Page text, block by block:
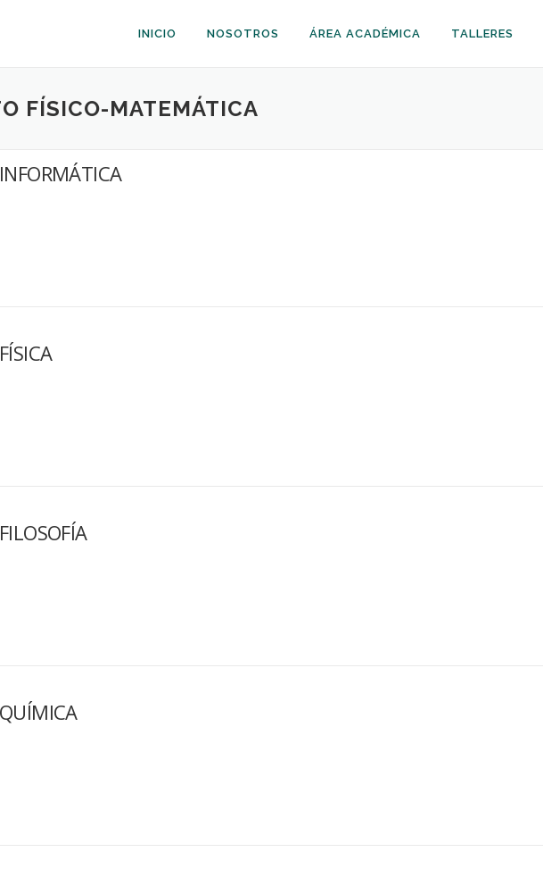
INICIO NOSOTROS ÁREA ACADÉMICA TALLERES
FÍSICO-MATEMÁTICA
INFORMÁTICA
FÍSICA
FILOSOFÍA
QUÍMICA